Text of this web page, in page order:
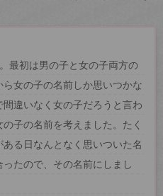
最初は男の子と女の子両方の
女の子の名前しか思いつかな
違いなく女の子だろうと言わ
子の名前を考えました。たく
る日なんとなく思いついた名
たので、その名前にしまし